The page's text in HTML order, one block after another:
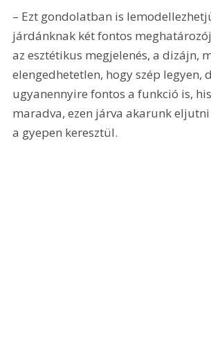
– Ezt gondolatban is
járdánknak két fontos
az esztétikus megjelenés, a dizájn,
elengedhetetlen, hogy szép legyen,
ugyanennyire fontos a funkció is,
maradva, ezen járva akarunk
a gyepen keresztül.